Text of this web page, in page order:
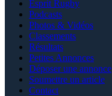
Esprit Rugby
Podcasts
Photos & Vidéos
Classements
Résultats
Petites Annonces
Déposer une annonce
Soumettre un article
Contact